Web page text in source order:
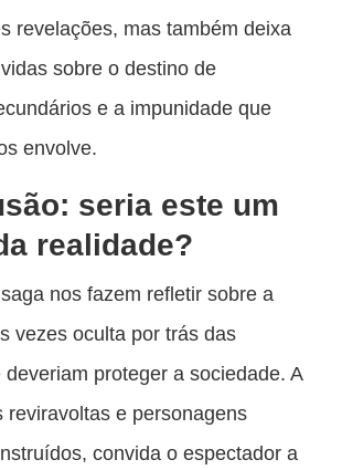
revelações, mas também deixa
sobre o destino de
e a impunidade que
envolve.
seria este um
realidade?
nos fazem refletir sobre a
vezes oculta por trás das
proteger a sociedade. A
reviravoltas e personagens
convida o espectador a